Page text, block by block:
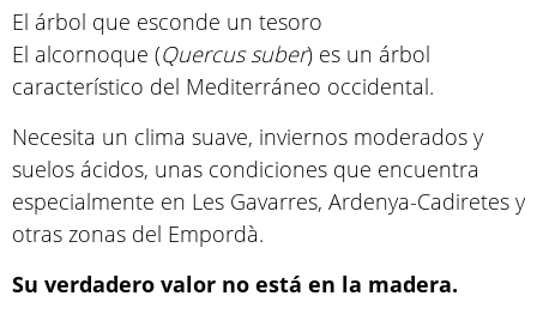
El árbol que esconde un tesoro
El alcornoque (Quercus suber) es un árbol
característico del Mediterráneo occidental.
Necesita un clima suave, inviernos moderados y
suelos ácidos, unas condiciones que encuentra
especialmente en Les Gavarres, Ardenya-Cadiretes y
otras zonas del Empordà.
Su verdadero valor no está en la madera.